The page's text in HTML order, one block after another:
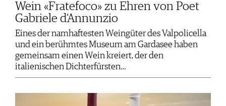
Wein «Fratefoco» zu Ehren von Poet
Gabriele d‘Annunzio
Eines der namhaftesten Weingüter des Valpolicella
und ein berühmtes Museum am Gardasee haben
gemeinsam einen Wein kreiert, der den
italienischen Dichterfürsten…